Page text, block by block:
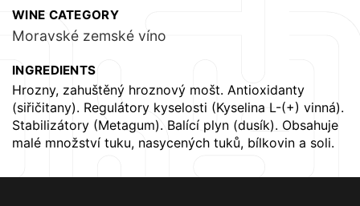
WINE CATEGORY
Moravské zemské víno
INGREDIENTS
Hrozny, zahuštěný hroznový mošt. Antioxidanty
(siřičitany). Regulátory kyselosti (Kyselina L-(+) vinná).
Stabilizátory (Metagum). Balící plyn (dusík). Obsahuje
malé množství tuku, nasycených tuků, bílkovin a soli.